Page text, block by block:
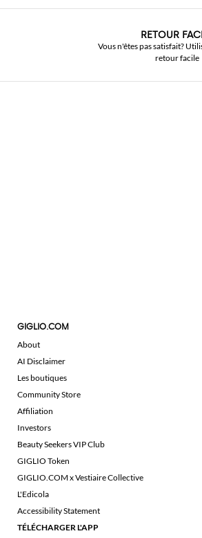
RETOUR
Vous n'êtes pas satisfait?
retour facile
GIGLIO.COM
About
AI Disclaimer
Les boutiques
Community Store
Affiliation
Investors
Beauty Seekers VIP Club
GIGLIO Token
GIGLIO.COM x Vestiaire Collective
L'Edicola
Accessibility Statement
TÉLÉCHARGER L'APP